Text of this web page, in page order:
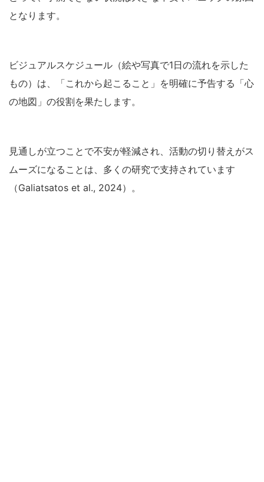
となります。
ビジュアルスケジュール（絵や写真で1日の流れを示した
もの）は、「これから起こること」を明確に予告する「心
の地図」の役割を果たします。
見通しが立つことで不安が軽減され、活動の切り替えがス
ムーズになることは、多くの研究で支持されています
（Galiatsatos et al., 2024）。